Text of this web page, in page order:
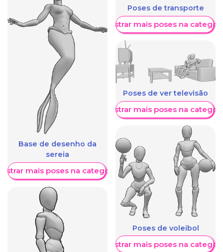
Base de desenho da
sereia
mais poses na categoria
Poses de transporte
Mostrar mais poses na
Poses de ver televisão
Mostrar mais poses na
Poses de voleibol
Mostrar mais poses na